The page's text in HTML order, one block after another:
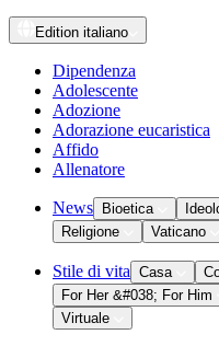
Edition italiano
Dipendenza
Adolescente
Adozione
Adorazione eucaristica
Affido
Allenatore
News Bioetica
Religione
Vaticano
Stile di vita Casa
For Her &#038; For Him
Virtuale